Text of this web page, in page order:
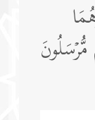
مُّرۡسَلُونَ